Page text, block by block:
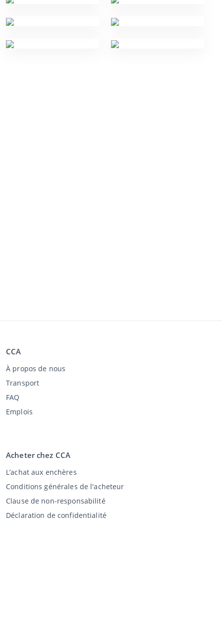
CCA
À propos de nous
Transport
FAQ
Emplois
Acheter chez CCA
L’achat aux enchères
Conditions générales de l'acheteur
Clause de non-responsabilité
Déclaration de confidentialité